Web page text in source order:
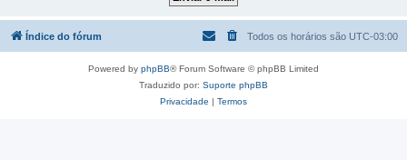
Índice do fórum Todos os horários são UTC-03:00
Powered by phpBB® Forum Software © phpBB Limited
Traduzido por: Suporte phpBB
Privacidade | Termos